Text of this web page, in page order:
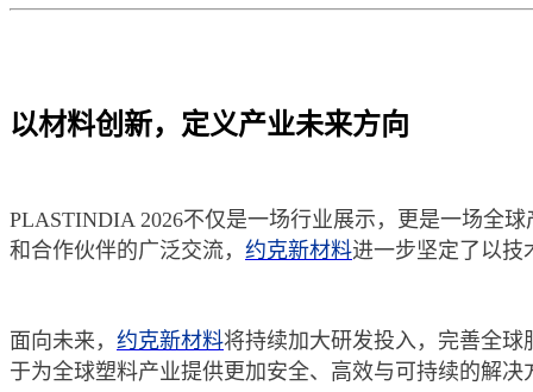
以材料创新，定义产业未来方向
PLASTINDIA 2026不仅是一场行业展示，更是一场全
和合作伙伴的广泛交流， 约克新材料进一步坚定了以技
面向未来， 约克新材料将持续加大研发投入，完善全
于为全球塑料产业提供更加安全、高效与可持续的解决